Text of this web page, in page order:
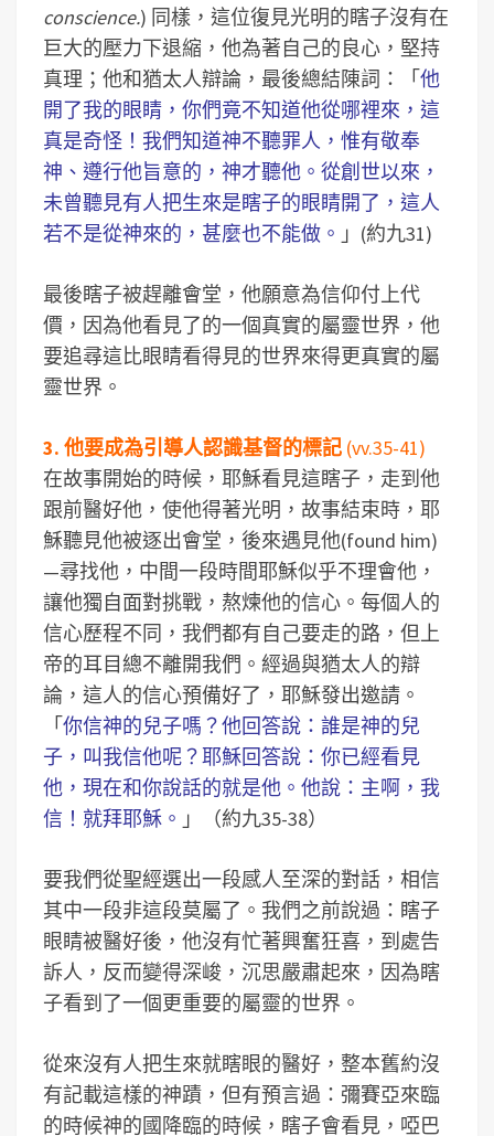
conscience.) 同樣，這位復見光明的瞎子沒有在
巨大的壓力下退縮，他為著自己的良心，堅持
真理；他和猶太人辯論，最後總結陳詞：「他
開了我的眼睛，你們竟不知道他從哪裡來，這
真是奇怪！我們知道神不聽罪人，惟有敬奉
神、遵行他旨意的，神才聽他。從創世以來，
未曾聽見有人把生來是瞎子的眼睛開了，這人
若不是從神來的，甚麼也不能做。 」(約九31)
最後瞎子被趕離會堂，他願意為信仰付上代
價，因為他看見了的一個真實的屬靈世界，他
要追尋這比眼睛看得見的世界來得更真實的屬
靈世界。
3. 他要成為引導人認識基督的標記 (vv.35-41)
在故事開始的時候，耶穌看見這瞎子，走到他
跟前醫好他，使他得著光明，故事結束時，耶
穌聽見他被逐出會堂，後來遇見他(found him)
—尋找他，中間一段時間耶穌似乎不理會他，
讓他獨自面對挑戰，熬煉他的信心。每個人的
信心歷程不同，我們都有自己要走的路，但上
帝的耳目總不離開我們。經過與猶太人的辯
論，這人的信心預備好了，耶穌發出邀請。
「你信神的兒子嗎？他回答說：誰是神的兒
子，叫我信他呢？耶穌回答說：你已經看見
他，現在和你說話的就是他。他說：主啊，我
信！就拜耶穌。 」（約九35-38）
要我們從聖經選出一段感人至深的對話，相信
其中一段非這段莫屬了。我們之前說過：瞎子
眼睛被醫好後，他沒有忙著興奮狂喜，到處告
訴人，反而變得深峻，沉思嚴肅起來，因為瞎
子看到了一個更重要的屬靈的世界。
從來沒有人把生來就瞎眼的醫好，整本舊約沒
有記載這樣的神蹟，但有預言過：彌賽亞來臨
的時候神的國降臨的時候，瞎子會看見，啞巴